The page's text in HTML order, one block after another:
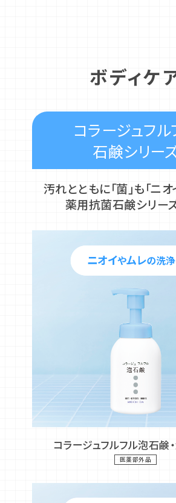
ボディケ
コラージュフル
石鹸シリー
汚れとともに「菌」も「ニオ
薬用抗菌石鹸シリー
コラージュフルフル泡石鹸
医薬部外品